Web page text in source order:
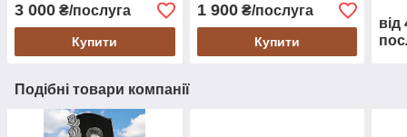
3 000 ₴/послуга
Купити
1 900₴/послуга
Купити
від
Подібні товари компанії